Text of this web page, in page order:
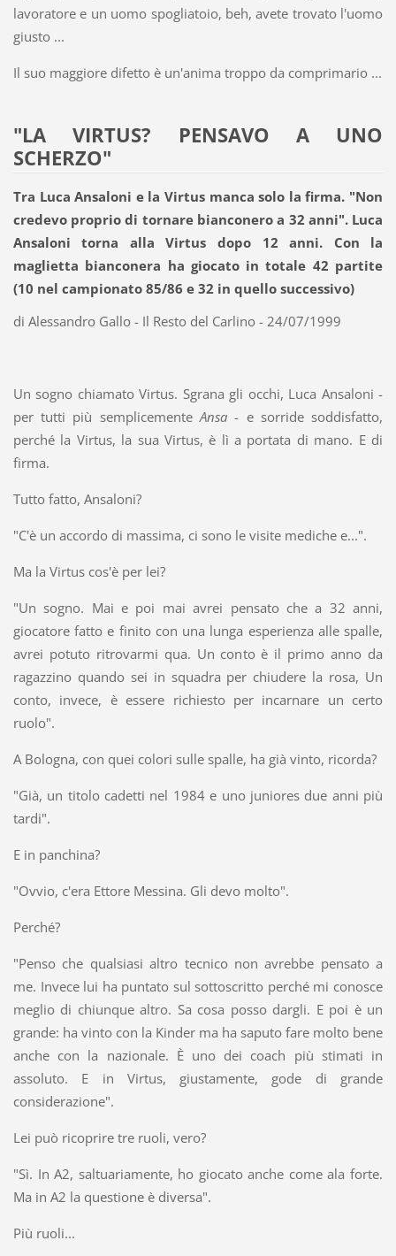
lavoratore e un uomo spogliatoio, beh, avete trovato l'uomo
giusto ...
Il suo maggiore difetto è un'anima troppo da comprimario ...
"LA VIRTUS? PENSAVO A UNO
SCHERZO"
Tra Luca Ansaloni e la Virtus manca solo la firma. "Non
credevo proprio di tornare bianconero a 32 anni". Luca
Ansaloni torna alla Virtus dopo 12 anni. Con la
maglietta bianconera ha giocato in totale 42 partite
(10 nel campionato 85/86 e 32 in quello successivo)
di Alessandro Gallo - Il Resto del Carlino - 24/07/1999
Un sogno chiamato Virtus. Sgrana gli occhi, Luca Ansaloni -
per tutti più semplicemente Ansa - e sorride soddisfatto,
perché la Virtus, la sua Virtus, è lì a portata di mano. E di
firma.
Tutto fatto, Ansaloni?
"C'è un accordo di massima, ci sono le visite mediche e...".
Ma la Virtus cos'è per lei?
"Un sogno. Mai e poi mai avrei pensato che a 32 anni,
giocatore fatto e finito con una lunga esperienza alle spalle,
avrei potuto ritrovarmi qua. Un conto è il primo anno da
ragazzino quando sei in squadra per chiudere la rosa, Un
conto, invece, è essere richiesto per incarnare un certo
ruolo".
A Bologna, con quei colori sulle spalle, ha già vinto, ricorda?
"Già, un titolo cadetti nel 1984 e uno juniores due anni più
tardi".
E in panchina?
"Ovvio, c'era Ettore Messina. Gli devo molto".
Perché?
"Penso che qualsiasi altro tecnico non avrebbe pensato a
me. Invece lui ha puntato sul sottoscritto perché mi conosce
meglio di chiunque altro. Sa cosa posso dargli. E poi è un
grande: ha vinto con la Kinder ma ha saputo fare molto bene
anche con la nazionale. È uno dei coach più stimati in
assoluto. E in Virtus, giustamente, gode di grande
considerazione".
Lei può ricoprire tre ruoli, vero?
"Sì. In A2, saltuariamente, ho giocato anche come ala forte.
Ma in A2 la questione è diversa".
Più ruoli...